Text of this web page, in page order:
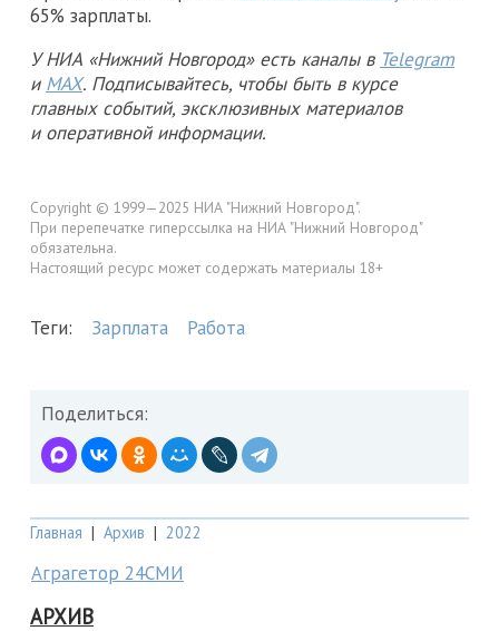
65% зарплаты.
У НИА «Нижний Новгород» есть каналы в Telegram
и MAX. Подписывайтесь, чтобы быть в курсе
главных событий, эксклюзивных материалов
и оперативной информации.
Copyright © 1999—2025 НИА "Нижний Новгород".
При перепечатке гиперссылка на НИА "Нижний Новгород"
обязательна.
Настоящий ресурс может содержать материалы 18+
Теги: Зарплата Работа
Поделиться:
Главная | Архив | 2022
Аграгетор 24СМИ
АРХИВ